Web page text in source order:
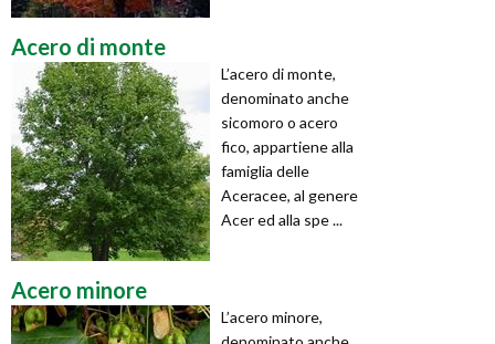
Acero di monte
L’acero di monte,
denominato anche
sicomoro o acero
fico, appartiene alla
famiglia delle
Aceracee, al genere
Acer ed alla spe ...
Acero minore
L’acero minore,